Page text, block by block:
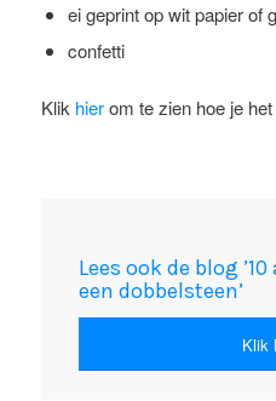
ei geprint op wit papier of
confetti
Klik hierom te zien hoe je
Lees ook de blog
een dobbelsteen’
Klik